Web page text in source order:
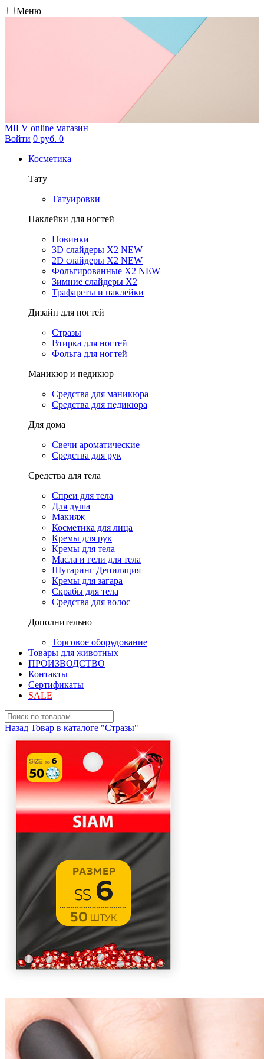
Меню
MILV online магазин
Войти 0 руб. 0
Косметика
Тату
Татуировки
Наклейки для ногтей
Новинки
3D слайдеры X2 NEW
2D слайдеры X2 NEW
Фольгированные X2 NEW
Зимние слайдеры Х2
Трафареты и наклейки
Дизайн для ногтей
Стразы
Втирка для ногтей
Фольга для ногтей
Маникюр и педикюр
Средства для маникюра
Средства для педикюра
Для дома
Свечи ароматические
Средства для рук
Средства для тела
Спреи для тела
Для душа
Макияж
Косметика для лица
Кремы для рук
Кремы для тела
Масла и гели для тела
Шугаринг Депиляция
Кремы для загара
Скрабы для тела
Средства для волос
Дополнительно
Торговое оборудование
Товары для животных
ПРОИЗВОДСТВО
Контакты
Сертификаты
SALE
Назад Товар в каталоге "Стразы"